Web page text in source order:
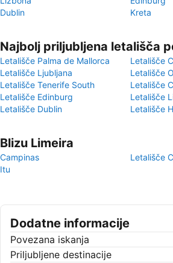
Dublin
Kreta
Najbolj priljubljena letališča
Letališče Palma de Mallorca
Letališče
Letališče Ljubljana
Letališče
Letališče Tenerife South
Letališče
Letališče Edinburg
Letališče
Letališče Dublin
Letališče
Blizu Limeira
Campinas
Letališče
Itu
Dodatne informacije
Povezana iskanja
Priljubljene destinacije